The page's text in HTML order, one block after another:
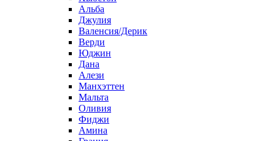
Альба
Джулия
Валенсия/Дерик
Верди
Юджин
Дана
Алези
Манхэттен
Мальта
Оливия
Фиджи
Амина